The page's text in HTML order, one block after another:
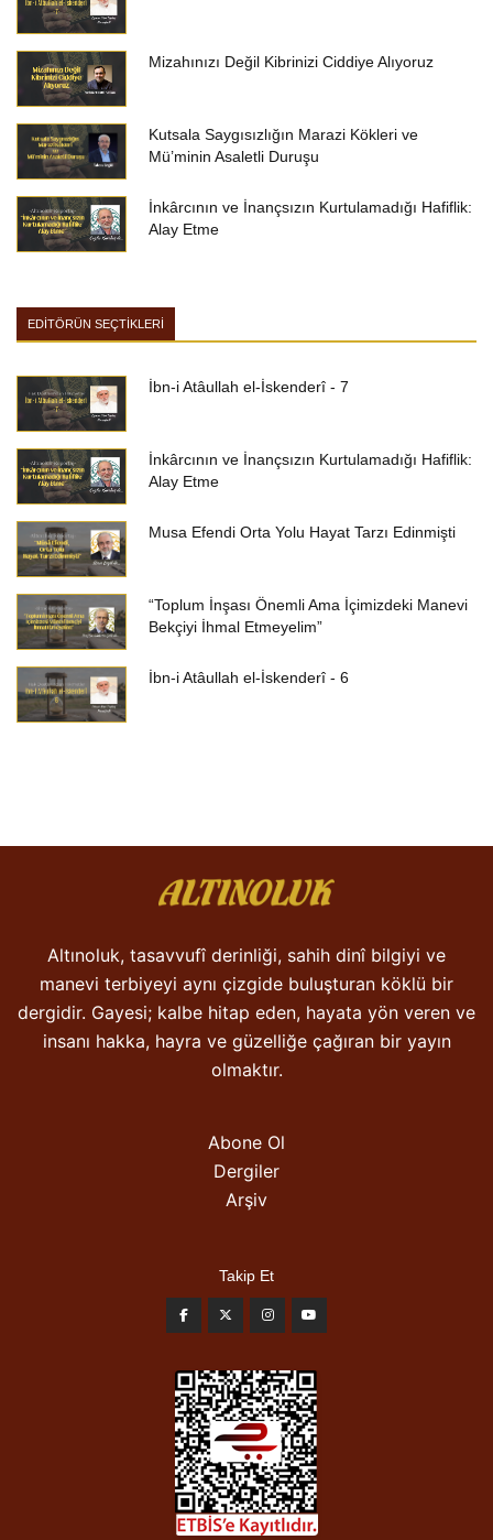
Mizahınızı Değil Kibrinizi Ciddiye Alıyoruz
Kutsala Saygısızlığın Marazi Kökleri ve
Mü’minin Asaletli Duruşu
İnkârcının ve İnançsızın Kurtulamadığı Hafiflik:
Alay Etme
EDİTÖRÜN SEÇTİKLERİ
İbn-i Atâullah el-İskenderî - 7
İnkârcının ve İnançsızın Kurtulamadığı Hafiflik:
Alay Etme
Musa Efendi Orta Yolu Hayat Tarzı Edinmişti
“Toplum İnşası Önemli Ama İçimizdeki Manevi
Bekçiyi İhmal Etmeyelim”
İbn-i Atâullah el-İskenderî - 6
Altınoluk, tasavvufî derinliği, sahih dinî bilgiyi ve
manevi terbiyeyi aynı çizgide buluşturan köklü bir
dergidir. Gayesi; kalbe hitap eden, hayata yön veren ve
insanı hakka, hayra ve güzelliğe çağıran bir yayın
olmaktır.
Abone Ol
Dergiler
Arşiv
Takip Et